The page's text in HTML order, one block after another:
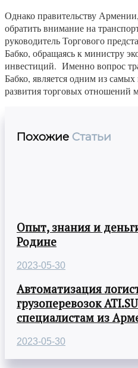
Однако правительству
обратить внимание на
руководитель Торгового
Бабко, обращаясь к министру
инвестиций. Именно вопрос
Бабко, является одним из
развития торговых отношений
Похожие Статьи
Опыт, знания и
Родине
2023-05-30
Автоматизация
грузоперевозок
специалистам из
2023-05-30